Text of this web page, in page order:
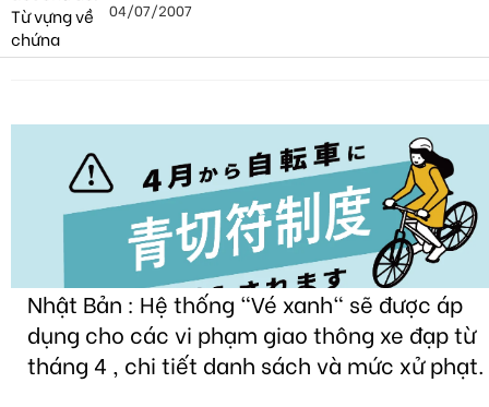
04/07/2007
Nhật Bản : Hệ thống "Vé xanh" sẽ được áp
dụng cho các vi phạm giao thông xe đạp từ
tháng 4 , chi tiết danh sách và mức xử phạt.